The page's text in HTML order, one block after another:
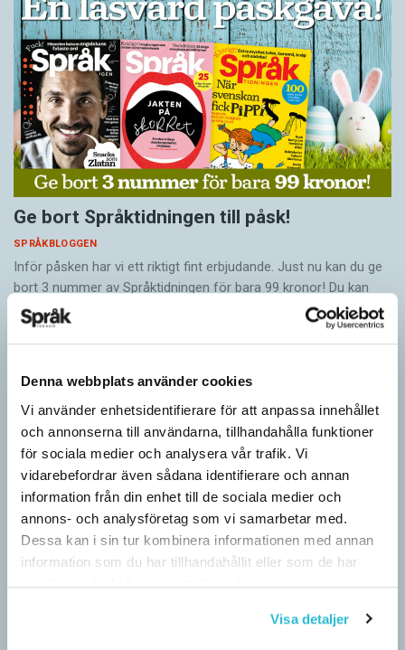
Denna webbplats använder cookies
Vi använder enhetsidentifierare för att anpassa innehållet
och annonserna till användarna, tillhandahålla funktioner
för sociala medier och analysera vår trafik. Vi
vidarebefordrar även sådana identifierare och annan
information från din enhet till de sociala medier och
annons- och analysföretag som vi samarbetar med.
Dessa kan i sin tur kombinera informationen med annan
information som du har tillhandahållit eller som de har
samlat in när du har använt deras tjänster.
Visa detaljer
Ge bort Språktidningen till påsk!
SPRÅKBLOGGEN
Inför påsken har vi ett riktigt fint erbjudande. Just nu kan du ge
bort 3 nummer av Språktidningen för bara 99 kronor! Du kan
också…